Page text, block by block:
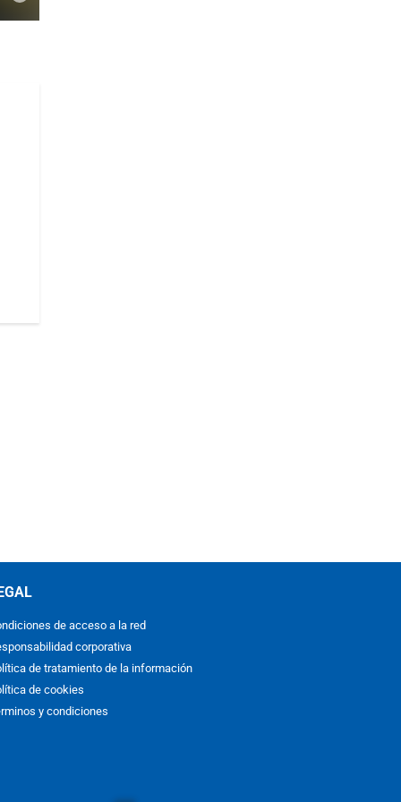
de acceso a la red
corporativa
de tratamiento de la información
de cookies
y condiciones